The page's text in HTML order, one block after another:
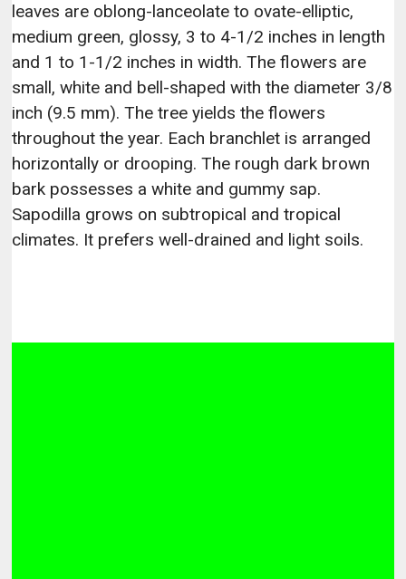
leaves are oblong-lanceolate to ovate-elliptic,
medium green, glossy, 3 to 4-1/2 inches in length
and 1 to 1-1/2 inches in width. The flowers are
small, white and bell-shaped with the diameter 3/8
inch (9.5 mm). The tree yields the flowers
throughout the year. Each branchlet is arranged
horizontally or drooping. The rough dark brown
bark possesses a white and gummy sap.
Sapodilla grows on subtropical and tropical
climates. It prefers well-drained and light soils.